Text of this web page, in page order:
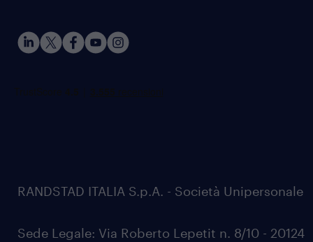
RANDSTAD ITALIA S.p.A. - Società Unipersonale
Sede Legale: Via Roberto Lepetit n. 8/10 - 20124